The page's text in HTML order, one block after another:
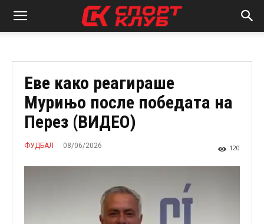
Еве како реагираше
Мурињо после победата на
Перез (ВИДЕО)
ФУДБАЛ 08/06/2026 120